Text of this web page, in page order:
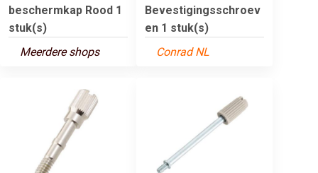
beschermkap Rood 1
stuk(s)
Meerdere shops
Bevestigingsschroev
en 1 stuk(s)
Conrad NL